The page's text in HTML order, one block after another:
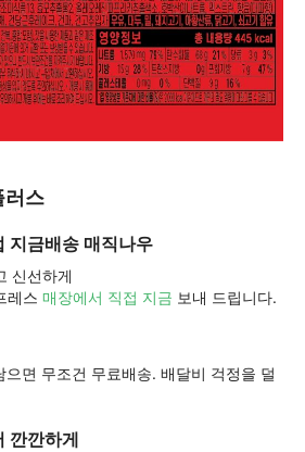
러스
지금배송 매직나우
신선하게
레스 매장에서 직접 지금 보내 드립니다.
으면 무조건 무료배송. 배달비 걱정을 덜
깐깐하게